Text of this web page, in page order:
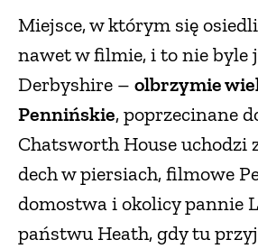
Miejsce, w którym się
nawet w filmie, i to nie byle
Derbyshire – olbrzymie
Pennińskie, poprzecinane
Chatsworth House uchodzi
dech w piersiach, filmowe
domostwa i okolicy pannie
państwu Heath, gdy tu